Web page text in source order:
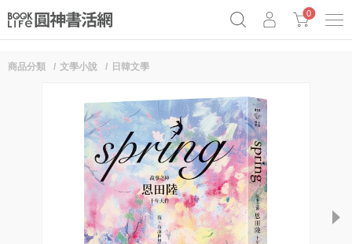
Netflix話題章魚小說！
0
商品分類 文學小說 日韓文學
next